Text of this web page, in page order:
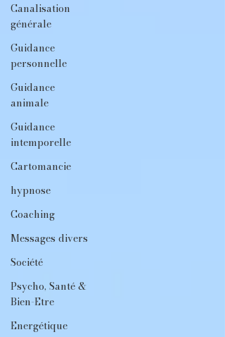
Canalisation
générale
Guidance
personnelle
Guidance
animale
Guidance
intemporelle
Cartomancie
hypnose
Coaching
Messages divers
Société
Psycho, Santé &
Bien-Etre
Energétique